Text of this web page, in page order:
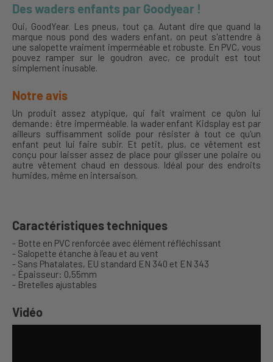
Des waders enfants par Goodyear !
Oui, GoodYear. Les pneus, tout ça. Autant dire que quand la
marque nous pond des waders enfant, on peut s'attendre à
une salopette vraiment imperméable et robuste. En PVC, vous
pouvez ramper sur le goudron avec, ce produit est tout
simplement inusable.
Notre avis
Un produit assez atypique, qui fait vraiment ce qu'on lui
demande: être imperméable. la wader enfant Kidsplay est par
ailleurs suffisamment solide pour résister à tout ce qu'un
enfant peut lui faire subir. Et petit, plus, ce vêtement est
conçu pour laisser assez de place pour glisser une polaire ou
autre vêtement chaud en dessous. Idéal pour des endroits
humides, même en intersaison.
Caractéristiques techniques
- Botte en PVC renforcée avec élément réfléchissant
- Salopette étanche à l’eau et au vent
- Sans Phatalates, EU standard EN 340 et EN 343
- Épaisseur: 0,55mm
- Bretelles ajustables
Vidéo